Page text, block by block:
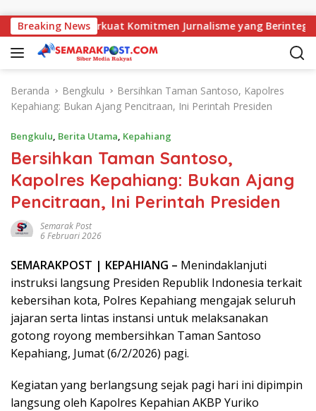
Breaking News
AMJ Perkuat Komitmen Jurnalisme yang Berintegritas
Beranda Bengkulu
Bersihkan Taman Santoso, Kapolres
Kepahiang: Bukan Ajang Pencitraan, Ini Perintah Presiden
Bengkulu, Berita Utama, Kepahiang
Bersihkan Taman Santoso,
Kapolres Kepahiang: Bukan Ajang
Pencitraan, Ini Perintah Presiden
Semarak Post
6 Februari 2026
SEMARAKPOST | KEPAHIANG – Menindaklanjuti
instruksi langsung Presiden Republik Indonesia terkait
kebersihan kota, Polres Kepahiang mengajak seluruh
jajaran serta lintas instansi untuk melaksanakan
gotong royong membersihkan Taman Santoso
Kepahiang, Jumat (6/2/2026) pagi.
Kegiatan yang berlangsung sejak pagi hari ini dipimpin
langsung oleh Kapolres Kepahian AKBP Yuriko